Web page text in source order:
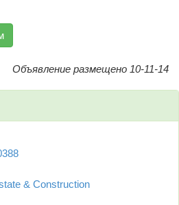
Объявление размещено 10-11-14
& Construction